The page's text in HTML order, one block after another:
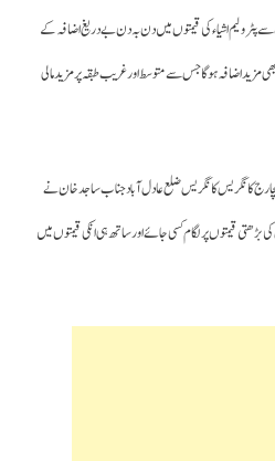
اشیاء کی قیمتوں میں دن بہ دن بے دریغ اضافہ کے
مزید اضافہ ہوگا جس سے متوسط اور غریب طبقہ پر مزید مالی
کانگریس کانگریس ضلع عادل آباد جناب ساجد خان نے
قیمتوں پر لگام کسی جائے اور ساتھ ہی انکی قیمتوں میں